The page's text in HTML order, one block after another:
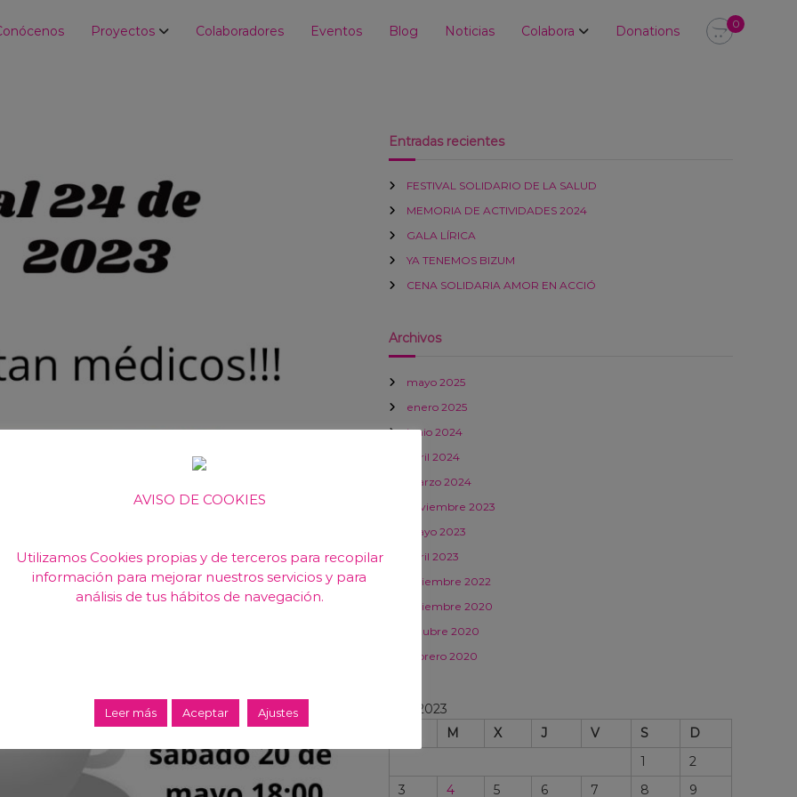
Proyectos Colaboradores Eventos Blog Noticias Colabora Donations 0
Entradas recientes
FESTIVAL SOLIDARIO DE LA SALUD
MEMORIA DE ACTIVIDADES 2024
GALA LÍRICA
YA TENEMOS BIZUM
CENA SOLIDARIA AMOR EN ACCIÓ
Archivos
mayo 2025
enero 2025
junio 2024
abril 2024
marzo 2024
noviembre 2023
mayo 2023
abril 2023
diciembre 2022
diciembre 2020
octubre 2020
febrero 2020
abril 2023
M X J V S
D
1
2
3
4 5 6 7 8 9
AVISO DE COOKIES
Utilizamos Cookies propias y de terceros para recopilar
información para mejorar nuestros servicios y para
análisis de tus hábitos de navegación.
Leer más Aceptar Ajustes